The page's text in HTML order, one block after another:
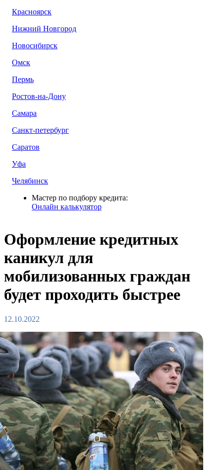
Красноярск
Нижний Новгород
Новосибирск
Омск
Пермь
Ростов-на-Дону
Самара
Санкт-петербург
Саратов
Уфа
Челябинск
Мастер по подбору кредита:
Онлайн калькулятор
Оформление кредитных
каникул для
мобилизованных граждан
будет проходить быстрее
12.10.2022